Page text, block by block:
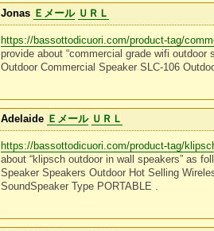
Jonas Ｅメール ＵＲＬ
https://bassottodicuori.com/product-tag/
provide about “commercial grade wifi outdoor
Outdoor Commercial Speaker SLC-106
Adelaide Ｅメール ＵＲＬ
https://bassottodicuori.com/product-tag/
about “klipsch outdoor in wall speakers” as
Speaker Speakers Outdoor Hot Selling
SoundSpeaker Type PORTABLE .